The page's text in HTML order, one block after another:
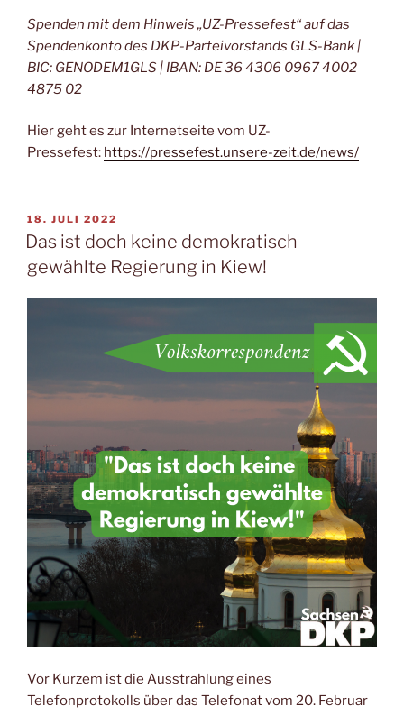
Spenden mit dem Hinweis „UZ-Pressefest“ auf das
Spendenkonto des DKP-Parteivorstands GLS-Bank |
BIC: GENODEM1GLS | IBAN: DE 36 4306 0967 4002
4875 02
Hier geht es zur Internetseite vom UZ-
Pressefest: https://pressefest.unsere-zeit.de/news/
18. JULI 2022
Das ist doch keine demokratisch
gewählte Regierung in Kiew!
Vor Kurzem ist die Ausstrahlung eines
Telefonprotokolls über das Telefonat vom 20. Februar